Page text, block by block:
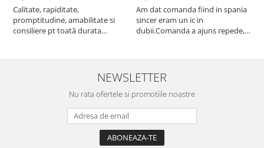
Calitate, rapiditate,
promptitudine, amabilitate si
consiliere pt toată durata
Am dat comanda fiind in spania
sincer eram un ic in
dubii.Comanda a ajuns repede,in
treaba,va multumesc pentru
rapiditate si
amabilitate,RECOMAND 100%
NEWSLETTER
Nu rata ofertele si promotiile noastre